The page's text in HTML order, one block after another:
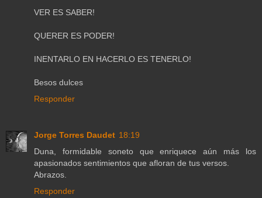
VER ES SABER!
QUERER ES PODER!
INENTARLO EN HACERLO ES TENERLO!
Besos dulces
Responder
Jorge Torres Daudet 18:19
Duna, formidable soneto que enriquece aún más los
apasionados sentimientos que afloran de tus versos.
Abrazos.
Responder